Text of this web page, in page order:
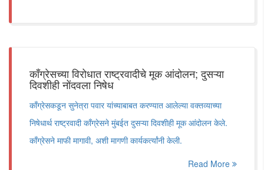
काँग्रेसच्या विरोधात राष्ट्रवादीचे मूक आंदोलन; दुसऱ्या
दिवशीही नोंदवला निषेध
काँग्रेसकडून सुनेत्रा पवार यांच्याबाबत करण्यात आलेल्या वक्तव्याच्या
निषेधार्थ राष्ट्रवादी काँग्रेसने मुंबईत दुसऱ्या दिवशीही मूक आंदोलन केले.
काँग्रेसने माफी मागावी, अशी मागणी कार्यकर्त्यांनी केली.
Read More